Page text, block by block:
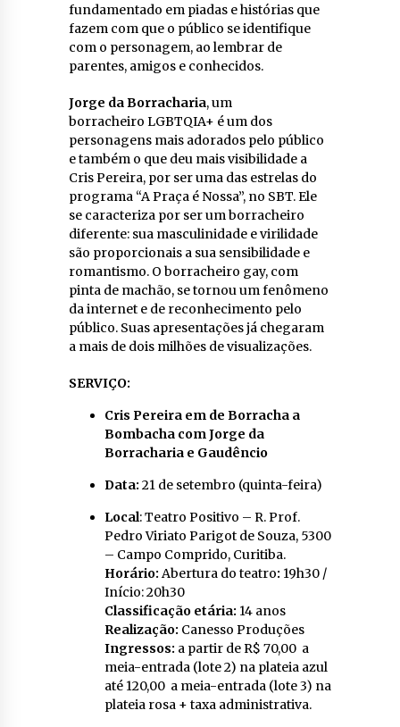
fundamentado em piadas e histórias que
fazem com que o público se identifique
com o personagem, ao lembrar de
parentes, amigos e conhecidos.
Jorge da Borracharia, um
borracheiro LGBTQIA+ é um dos
personagens mais adorados pelo público
e também o que deu mais visibilidade a
Cris Pereira, por ser uma das estrelas do
programa “A Praça é Nossa”, no SBT. Ele
se caracteriza por ser um borracheiro
diferente: sua masculinidade e virilidade
são proporcionais a sua sensibilidade e
romantismo. O borracheiro gay, com
pinta de machão, se tornou um fenômeno
da internet e de reconhecimento pelo
público. Suas apresentações já chegaram
a mais de dois milhões de visualizações.
SERVIÇO:
Cris Pereira em de Borracha a
Bombacha com Jorge da
Borracharia e Gaudêncio
Data: 21 de setembro (quinta-feira)
Local: Teatro Positivo – R. Prof.
Pedro Viriato Parigot de Souza, 5300
– Campo Comprido, Curitiba.
Horário: Abertura do teatro: 19h30 /
Início: 20h30
Classificação etária: 14 anos
Realização: Canesso Produções
Ingressos: a partir de R$ 70,00 a
meia-entrada (lote 2) na plateia azul
até 120,00 a meia-entrada (lote 3) na
plateia rosa + taxa administrativa.